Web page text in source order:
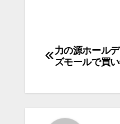
投
ナ
ビ
力の源ホール
ズモールで買